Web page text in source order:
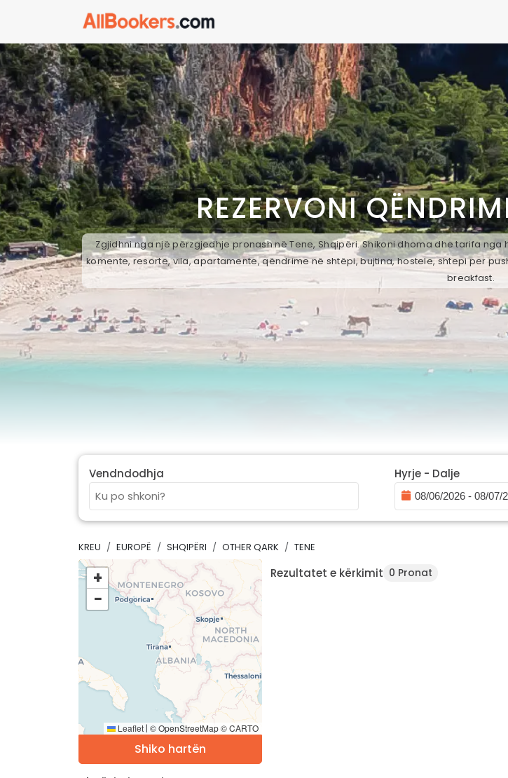
REZERVONI
Zgjidhni nga një përzgjedhje pronash në Tene, Shqipëri. Shikoni dhoma dhe tarifa
komente, resorte, vila, apartamente, qëndrime në shtëpi, bujtina, hostele, shtepi per
breakfast.
Vendndodhja Hyrje - Dalje
KREU EUROPË SHQIPËRI OTHER QARK TENE
+
−
Leaflet | © OpenStreetMap © CARTO
Shiko hartën
Rezultatet e kërkimit 0 Pronat